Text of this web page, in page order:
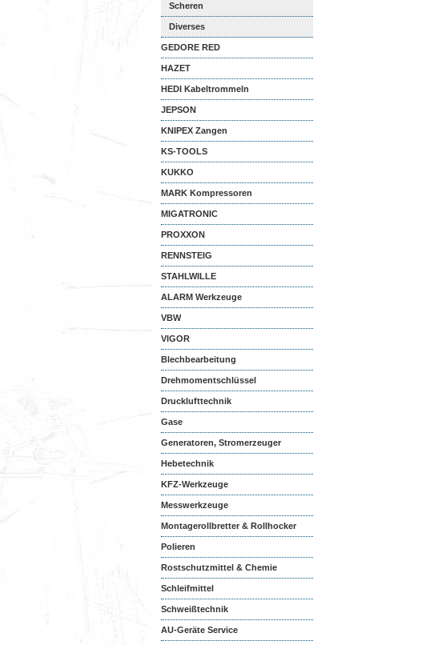
Scheren
Diverses
GEDORE RED
HAZET
HEDI Kabeltrommeln
JEPSON
KNIPEX Zangen
KS-TOOLS
KUKKO
MARK Kompressoren
MIGATRONIC
PROXXON
RENNSTEIG
STAHLWILLE
ALARM Werkzeuge
VBW
VIGOR
Blechbearbeitung
Drehmomentschlüssel
Drucklufttechnik
Gase
Generatoren, Stromerzeuger
Hebetechnik
KFZ-Werkzeuge
Messwerkzeuge
Montagerollbretter & Rollhocker
Polieren
Rostschutzmittel & Chemie
Schleifmittel
Schweißtechnik
AU-Geräte Service